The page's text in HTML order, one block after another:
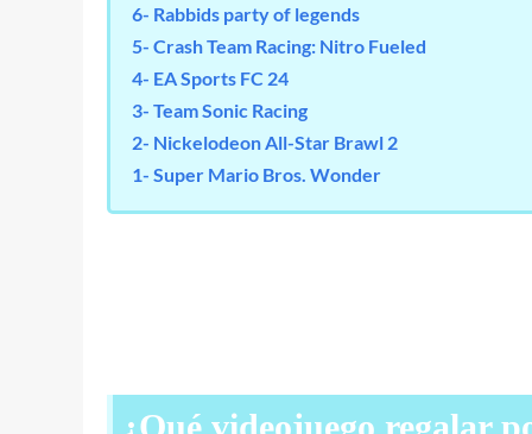
6- Rabbids party of legends
5- Crash Team Racing: Nitro Fueled
4- EA Sports FC 24
3- Team Sonic Racing
2- Nickelodeon All-Star Brawl 2
1- Super Mario Bros. Wonder
¿Qué videojuego regalar